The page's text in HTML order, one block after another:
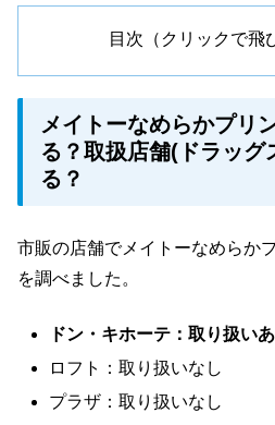
目次（クリックで飛
メイトーなめらかプリ
る？取扱店舗(ドラッグ
る？
市販の店舗でメイトーなめらか
を調べました。
ドン・キホーテ：取り扱い
ロフト：取り扱いなし
プラザ：取り扱いなし